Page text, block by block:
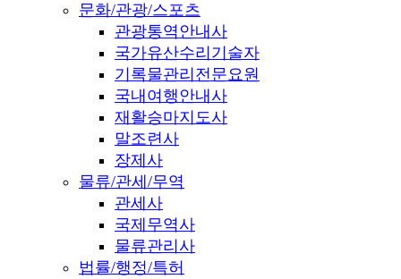
문화/관광/스포츠
관광통역안내사
국가유산수리기술자
기록물관리전문요원
국내여행안내사
재활승마지도사
말조련사
장제사
물류/관세/무역
관세사
국제무역사
물류관리사
법률/행정/특허